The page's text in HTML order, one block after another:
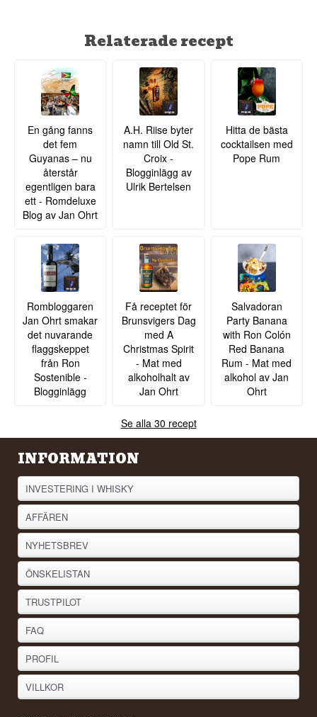
Relaterade recept
En gång fanns
det fem
Guyanas – nu
återstår
egentligen bara
ett - Romdeluxe
Blog av Jan Ohrt
A.H. Riise byter
namn till Old St.
Croix -
Blogginlägg av
Ulrik Bertelsen
Hitta de bästa
cocktailsen med
Pope Rum
Rombloggaren
Jan Ohrt smakar
det nuvarande
flaggskeppet
från Ron
Sostenible -
Blogginlägg
Få receptet för
Brunsvigers Dag
med A
Christmas Spirit
- Mat med
alkoholhalt av
Jan Ohrt
Salvadoran
Party Banana
with Ron Colón
Red Banana
Rum - Mat med
alkohol av Jan
Ohrt
Se alla 30 recept
INFORMATION
INVESTERING I WHISKY
AFFÄREN
NYHETSBREV
ÖNSKELISTAN
TRUSTPILOT
FAQ
PROFIL
VILLKOR